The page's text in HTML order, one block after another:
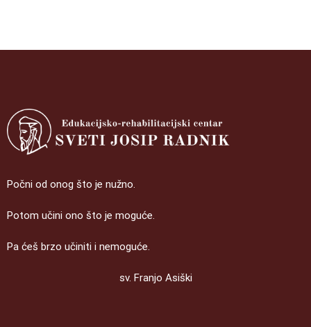
Počni od onog što je nužno.
Potom učini ono što je moguće.
Pa ćeš brzo učiniti i nemoguće.
sv. Franjo Asiški